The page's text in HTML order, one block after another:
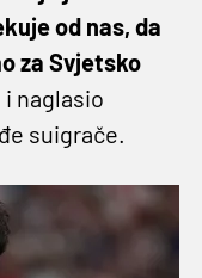
od nas, da
za Svjetsko
naglasio
suigrače.